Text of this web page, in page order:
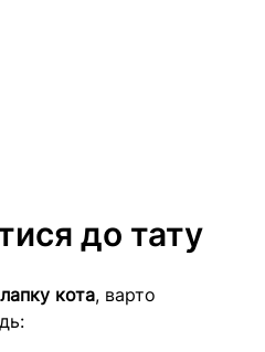
до тату
кота, варто